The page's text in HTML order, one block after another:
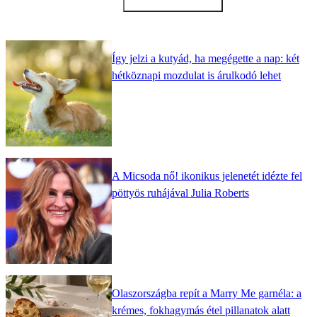
Így jelzi a kutyád, ha megégette a nap: két
hétköznapi mozdulat is árulkodó lehet
A Micsoda nő! ikonikus jelenetét idézte fel
pöttyös ruhájával Julia Roberts
Olaszországba repít a Marry Me garnéla: a
krémes, fokhagymás étel pillanatok alatt